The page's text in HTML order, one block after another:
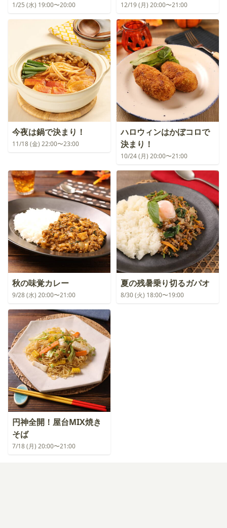
1/25 (水) 19:00〜20:00 12/19 (月) 20:00〜21:00
今夜は鍋で決まり！
11/18 (金) 22:00〜23:00
ハロウィンはかぼコロで
決まり！
10/24 (月) 20:00〜21:00
秋の味覚カレー
9/28 (水) 20:00〜21:00
夏の残暑乗り切るガパオ
8/30 (火) 18:00〜19:00
円神全開！屋台MIX焼き
そば
7/18 (月) 20:00〜21:00